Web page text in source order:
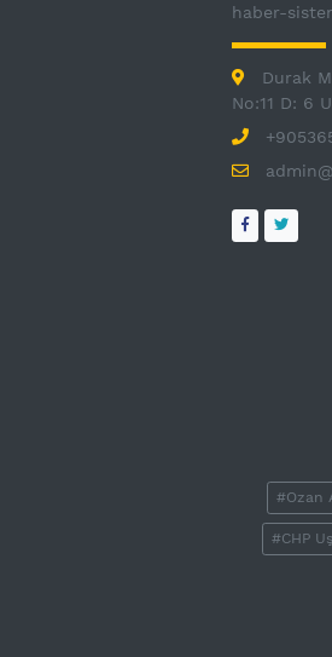
haber-
Durak
No:11 D: 6
#Ozan
#CHP